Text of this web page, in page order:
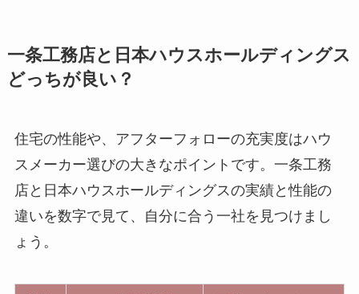
一条工務店と日本ハウスホールディングス
どっちが良い？
住宅の性能や、アフターフォローの充実度はハウ
スメーカー選びの大きなポイントです。一条工務
店と日本ハウスホールディングスの実績と性能の
違いを数字で見て、自分に合う一社を見つけまし
ょう。